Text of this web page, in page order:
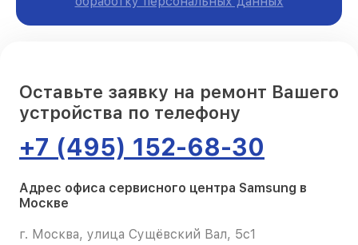
Оставьте заявку на ремонт Вашего
устройства по телефону
+7 (495) 152-68-30
Адрес офиса сервисного центра Samsung в
Москве
г. Москва, улица Сущёвский Вал, 5с1